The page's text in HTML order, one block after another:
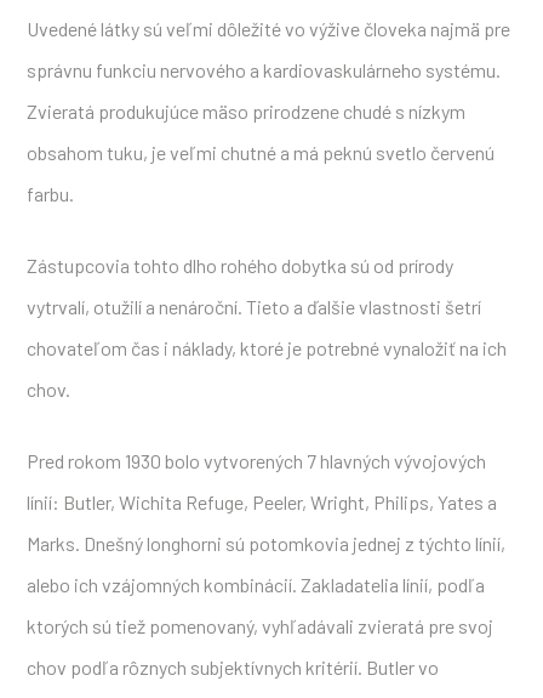
Uvedené látky sú veľmi dôležité vo výžive človeka najmä pre
správnu funkciu nervového a kardiovaskulárneho systému.
Zvieratá produkujúce mäso prirodzene chudé s nízkym
obsahom tuku, je veľmi chutné a má peknú svetlo červenú
farbu.
Zástupcovia tohto dlho rohého dobytka sú od prírody
vytrvalí, otužilí a nenároční. Tieto a ďalšie vlastnosti šetrí
chovateľom čas i náklady, ktoré je potrebné vynaložiť na ich
chov.
Pred rokom 1930 bolo vytvorených 7 hlavných vývojových
línií: Butler, Wichita Refuge, Peeler, Wright, Philips, Yates a
Marks. Dnešný longhorni sú potomkovia jednej z týchto línií,
alebo ich vzájomných kombinácií. Zakladatelia línií, podľa
ktorých sú tiež pomenovaný, vyhľadávali zvieratá pre svoj
chov podľa rôznych subjektívnych kritérií. Butler vo